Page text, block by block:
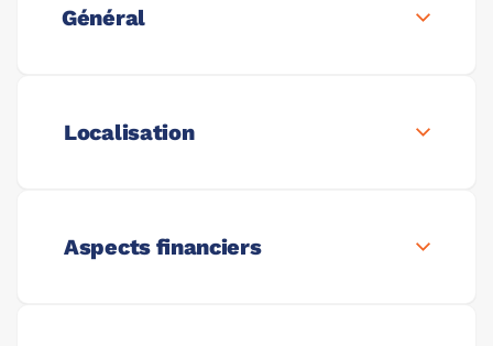
Général
Localisation
Aspects financiers